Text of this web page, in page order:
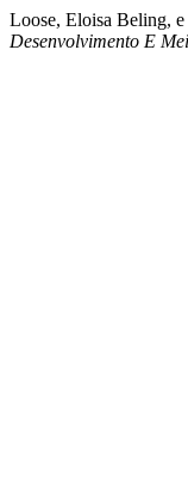
Loose, Eloisa Beling,
Desenvolvimento E